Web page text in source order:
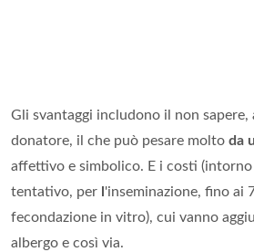
Gli svantaggi includono il non sapere,
donatore, il che può pesare molto da
affettivo e simbolico. E i costi
tentativo, per 'inseminazione, fino ai
fecondazione in vitro), cui vanno
albergo e così via.